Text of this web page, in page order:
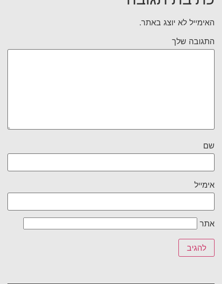
האימייל לא יוצג באתר.
התגובה שלך
שם
אימייל
אתר